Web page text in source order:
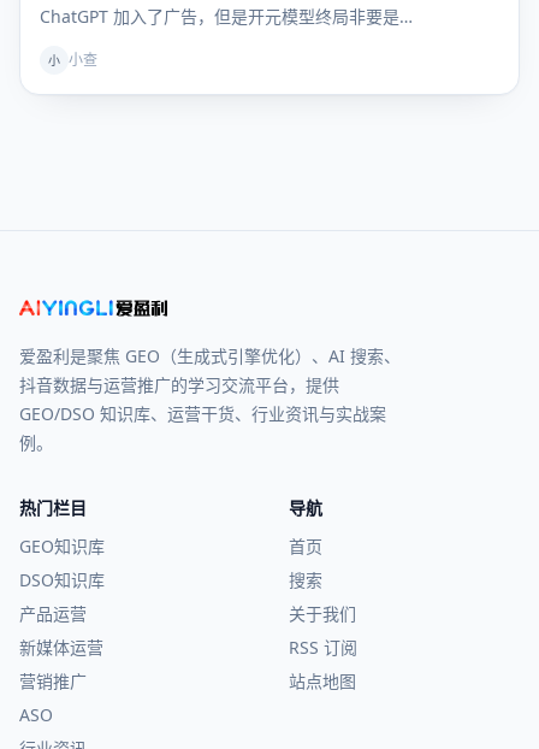
ChatGPT 加入了广告，但是开元模型终局非要是…
小 小查
爱盈利是聚焦 GEO（生成式引擎优化）、AI 搜索、
抖音数据与运营推广的学习交流平台，提供
GEO/DSO 知识库、运营干货、行业资讯与实战案
例。
热门栏目
GEO知识库
DSO知识库
产品运营
新媒体运营
营销推广
ASO
导航
首页
搜索
关于我们
RSS 订阅
站点地图